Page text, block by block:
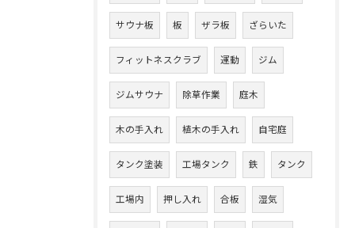
サウナ板 板 ザラ板 ざらいた
フィットネスクラブ 運動 ジム
ジムサウナ 除草作業 庭木
木の手入れ 植木の手入れ 自宅庭
タンク塗装 工場タンク 鉄 タンク
工場内 押し入れ 合板 湿気